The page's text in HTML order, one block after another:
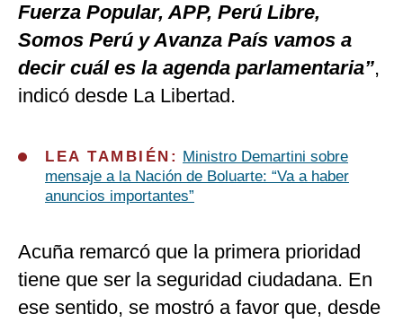
Fuerza Popular, APP, Perú Libre,
Somos Perú y Avanza País vamos a
decir cuál es la agenda parlamentaria”,
indicó desde La Libertad.
LEA TAMBIÉN: Ministro Demartini sobre
mensaje a la Nación de Boluarte: “Va a haber
anuncios importantes”
Acuña remarcó que la primera prioridad
tiene que ser la seguridad ciudadana. En
ese sentido, se mostró a favor que, desde